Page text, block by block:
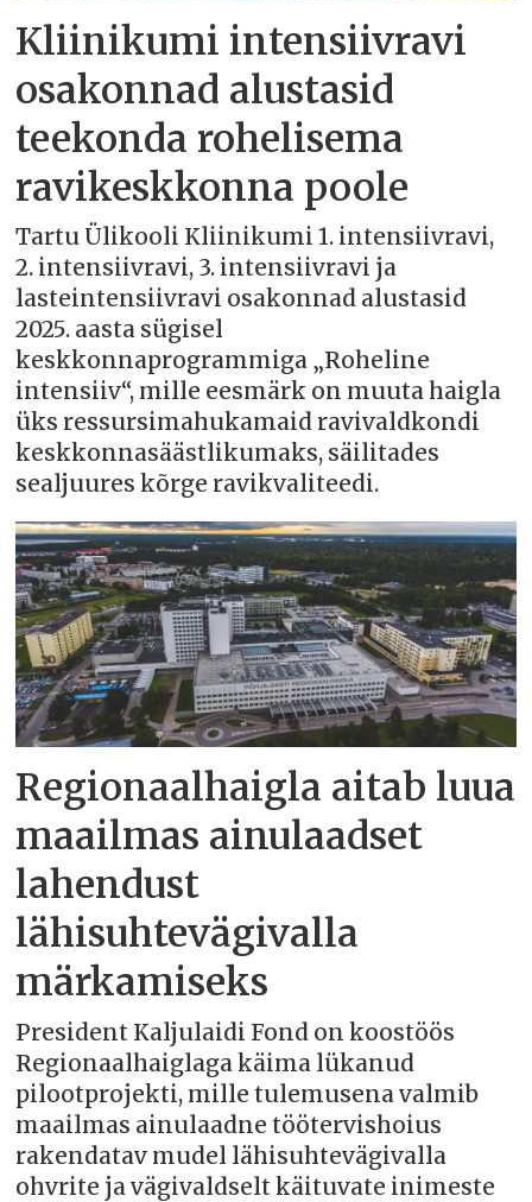
Kliinikumi intensiivravi
osakonnad alustasid
teekonda rohelisema
ravikeskkonna poole
Tartu Ülikooli Kliinikumi 1. intensiivravi,
2. intensiivravi, 3. intensiivravi ja
lasteintensiivravi osakonnad alustasid
2025. aasta sügisel
keskkonnaprogrammiga „Roheline
intensiiv“, mille eesmärk on muuta haigla
üks ressursimahukamaid ravivaldkondi
keskkonnasäästlikumaks, säilitades
sealjuures kõrge ravikvaliteedi.
Regionaalhaigla aitab luua
maailmas ainulaadset
lahendust
lähisuhtevägivalla
märkamiseks
President Kaljulaidi Fond on koostöös
Regionaalhaiglaga käima lükanud
pilootprojekti, mille tulemusena valmib
maailmas ainulaadne töötervishoius
rakendatav mudel lähisuhtevägivalla
ohvrite ja vägivaldselt käituvate inimeste